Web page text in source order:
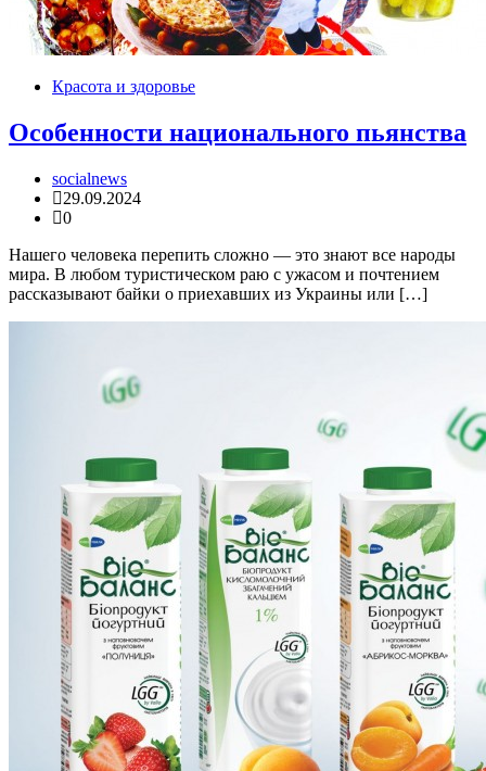
Красота и здоровье
Особенности национального пьянства
socialnews
29.09.2024
0
Нашего человека перепить сложно — это знают все народы
мира. В любом туристическом раю с ужасом и почтением
рассказывают байки о приехавших из Украины или […]